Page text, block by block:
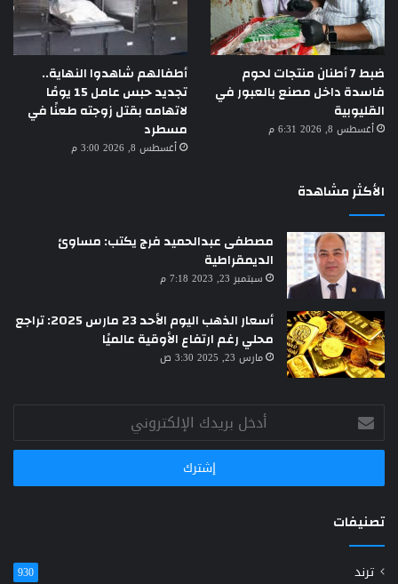
ضبط 7 أطنان منتجات لحوم
فاسدة داخل مصنع بالعبور في
القليوبية
أغسطس 8, 2026 6:31 م
أطفالهم شاهدوا النهاية..
تجديد حبس عامل 15 يومًا
لاتهامه بقتل زوجته طعنًا في
مسطرد
أغسطس 8, 2026 3:00 م
الأكثر مشاهدة
مصطفى عبدالحميد فرج يكتب: مساوئ
الديمقراطية
سبتمبر 23, 2023 7:18 م
أسعار الذهب اليوم الأحد 23 مارس 2025: تراجع
محلي رغم ارتفاع الأوقية عالميًا
مارس 23, 2025 3:30 ص
أدخل
بريدك
الإلكتروني
تصنيفات
ترند 930